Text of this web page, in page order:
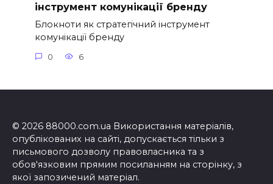
інструмент комунікації бренду
Блокноти як стратегічний інструмент
комунікації бренду
0 6
© 2026 88000.com.ua Використання матеріалів,
опублікованих на сайті, допускається тільки з
письмового дозволу правовласника та з
обов'язковим прямим посиланням на сторінку, з
якої запозичений матеріал.